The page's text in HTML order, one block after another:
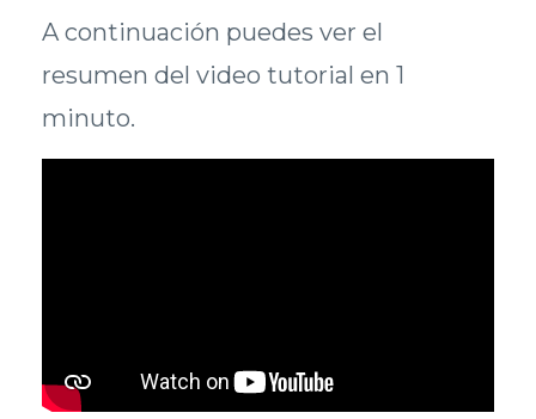
A continuación puedes ver el
resumen del video tutorial en 1
minuto.